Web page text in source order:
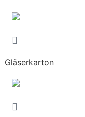
Gläserkarton